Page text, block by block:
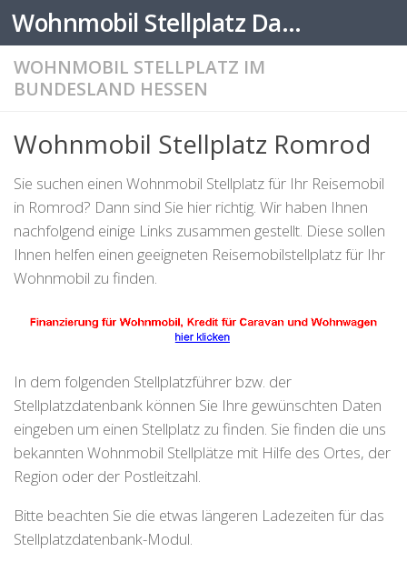
Zum Inhalt springen Wohnmobil Stellplatz Datenbank
WOHNMOBIL STELLPLATZ IM
BUNDESLAND HESSEN
Wohnmobil Stellplatz Romrod
Sie suchen einen Wohnmobil Stellplatz für Ihr Reisemobil
in Romrod? Dann sind Sie hier richtig. Wir haben Ihnen
nachfolgend einige Links zusammen gestellt. Diese sollen
Ihnen helfen einen geeigneten Reisemobilstellplatz für Ihr
Wohnmobil zu finden.
In dem folgenden Stellplatzführer bzw. der
Stellplatzdatenbank können Sie Ihre gewünschten Daten
eingeben um einen Stellplatz zu finden. Sie finden die uns
bekannten Wohnmobil Stellplätze mit Hilfe des Ortes, der
Region oder der Postleitzahl.
Bitte beachten Sie die etwas längeren Ladezeiten für das
Stellplatzdatenbank-Modul.